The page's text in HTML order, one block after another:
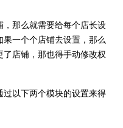
那么就需要给每个店长设
一个个店铺去设置，那么
店铺，那也得手动修改权
过以下两个模块的设置来得